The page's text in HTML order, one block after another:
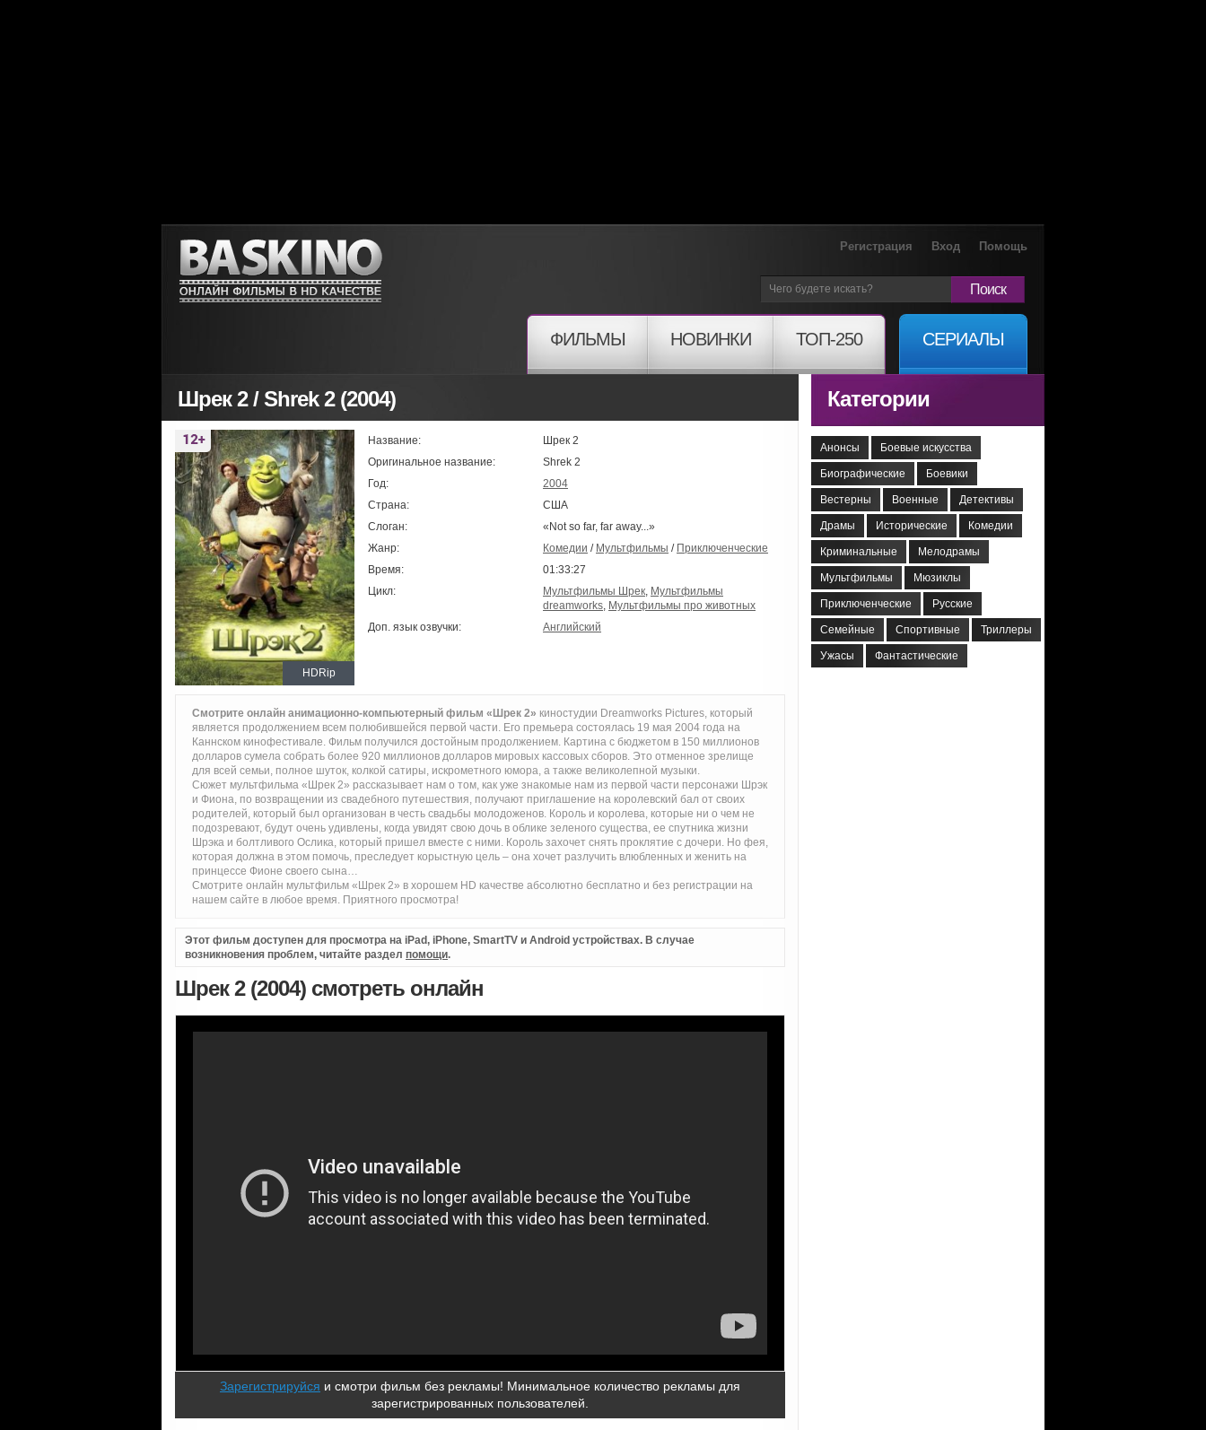
Регистрация Вход Помощь
Поиск
ФИЛЬМЫ НОВИНКИ ТОП-250 СЕРИАЛЫ
Шрек 2 / Shrek 2 (2004)
HDRip
Название:
Шрек 2
Оригинальное название:
Shrek 2
Год:
2004
Страна:
США
Слоган:
«Not so far, far away...»
Жанр:
Комедии / Мультфильмы / Приключенческие
Время:
01:33:27
Цикл:
Мультфильмы Шрек, Мультфильмы
dreamworks, Мультфильмы про животных
Доп. язык озвучки:
Английский
Смотрите онлайн анимационно-компьютерный фильм «Шрек 2» киностудии Dreamworks Pictures, который
является продолжением всем полюбившейся первой части. Его премьера состоялась 19 мая 2004 года на
Каннском кинофестивале. Фильм получился достойным продолжением. Картина с бюджетом в 150 миллионов
долларов сумела собрать более 920 миллионов долларов мировых кассовых сборов. Это отменное зрелище
для всей семьи, полное шуток, колкой сатиры, искрометного юмора, а также великолепной музыки.
Сюжет мультфильма «Шрек 2» рассказывает нам о том, как уже знакомые нам из первой части персонажи Шрэк
и Фиона, по возвращении из свадебного путешествия, получают приглашение на королевский бал от своих
родителей, который был организован в честь свадьбы молодоженов. Король и королева, которые ни о чем не
подозревают, будут очень удивлены, когда увидят свою дочь в облике зеленого существа, ее спутника жизни
Шрэка и болтливого Ослика, который пришел вместе с ними. Король захочет снять проклятие с дочери. Но фея,
которая должна в этом помочь, преследует корыстную цель – она хочет разлучить влюбленных и женить на
принцессе Фионе своего сына…
Смотрите онлайн мультфильм «Шрек 2» в хорошем HD качестве абсолютно бесплатно и без регистрации на
нашем сайте в любое время. Приятного просмотра!
Этот фильм доступен для просмотра на iPad, iPhone, SmartTV и Android устройствах. В случае
возникновения проблем, читайте раздел помощи.
Шрек 2 (2004) смотреть онлайн
Зарегистрируйся и смотри фильм без рекламы! Минимальное количество рекламы для
зарегистрированных пользователей.
Категории
Анонсы Боевые искусства
Биографические Боевики
Вестерны Военные Детективы
Драмы Исторические Комедии
Криминальные Мелодрамы
Мультфильмы Мюзиклы
Приключенческие Русские
Семейные Спортивные Триллеры
Ужасы Фантастические